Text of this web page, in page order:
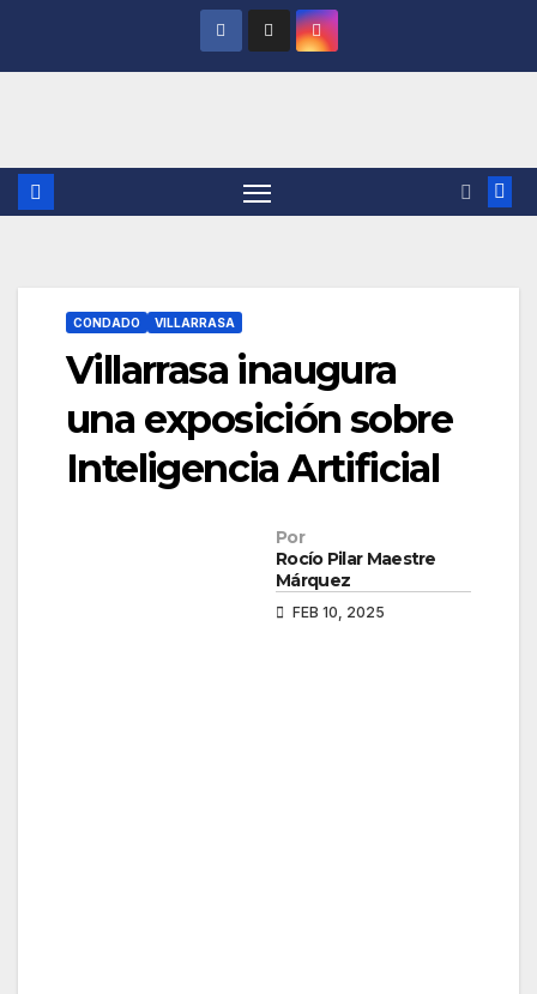
CONDADO VILLARRASA
Villarrasa inaugura
una exposición sobre
Inteligencia Artificial
Por
Rocío Pilar Maestre
Márquez
FEB 10, 2025